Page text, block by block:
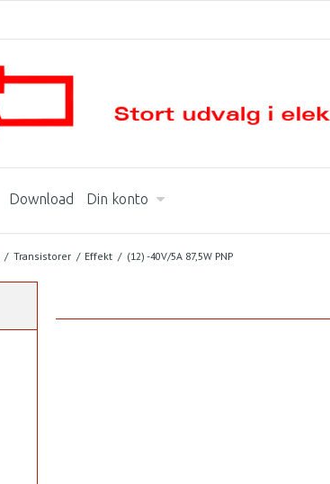
Download Din konto
/ Transistorer / Effekt / (12) -40V/5A 87,5W PNP